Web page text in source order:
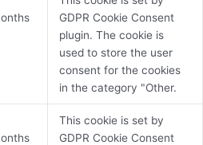
GDPR Cookie Consent
plugin. The cookie is
used to store the user
consent for the cookies
in the category "Other.
This cookie is set by
GDPR Cookie Consent